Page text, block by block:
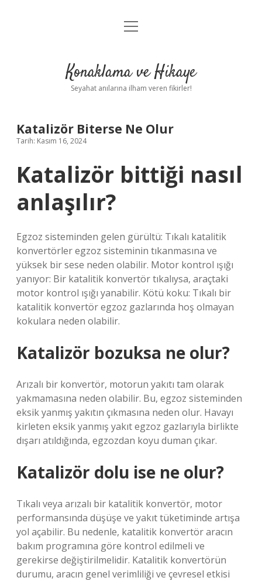
Anasayfa
Yasal Uyarı
menüyü
Konaklama ve Hikaye
Seyahat anılarına ilham veren fikirler!
Katalizör Biterse Ne Olur
Tarih: Kasım 16, 2024
Katalizör bittiği nasıl
anlaşılır?
Egzoz sisteminden gelen gürültü: Tıkalı katalitik
konvertörler egzoz sisteminin tıkanmasına ve
yüksek bir sese neden olabilir. Motor kontrol ışığı
yanıyor: Bir katalitik konvertör tıkalıysa, araçtaki
motor kontrol ışığı yanabilir. Kötü koku: Tıkalı bir
katalitik konvertör egzoz gazlarında hoş olmayan
kokulara neden olabilir.
Katalizör bozuksa ne olur?
Arızalı bir konvertör, motorun yakıtı tam olarak
yakmamasına neden olabilir. Bu, egzoz sisteminden
eksik yanmış yakıtın çıkmasına neden olur. Havayı
kirleten eksik yanmış yakıt egzoz gazlarıyla birlikte
dışarı atıldığında, egzozdan koyu duman çıkar.
Katalizör dolu ise ne olur?
Tıkalı veya arızalı bir katalitik konvertör, motor
performansında düşüşe ve yakıt tüketiminde artışa
yol açabilir. Bu nedenle, katalitik konvertör aracın
bakım programına göre kontrol edilmeli ve
gerekirse değiştirilmelidir. Katalitik konvertörün
durumu, aracın genel verimliliği ve çevresel etkisi